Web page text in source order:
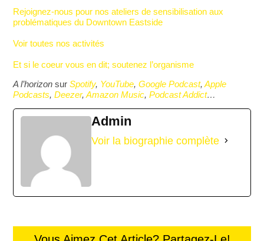
Rejoignez-nous pour nos ateliers de sensibilisation aux
problématiques du Downtown Eastside
Voir toutes nos activités
Et si le coeur vous en dit; soutenez l’organisme
A l’horizon surSpotify, YouTube,Google Podcast,Apple
Podcasts,Deezer,Amazon Music,Podcast Addict…
Admin
Voir la biographie complète